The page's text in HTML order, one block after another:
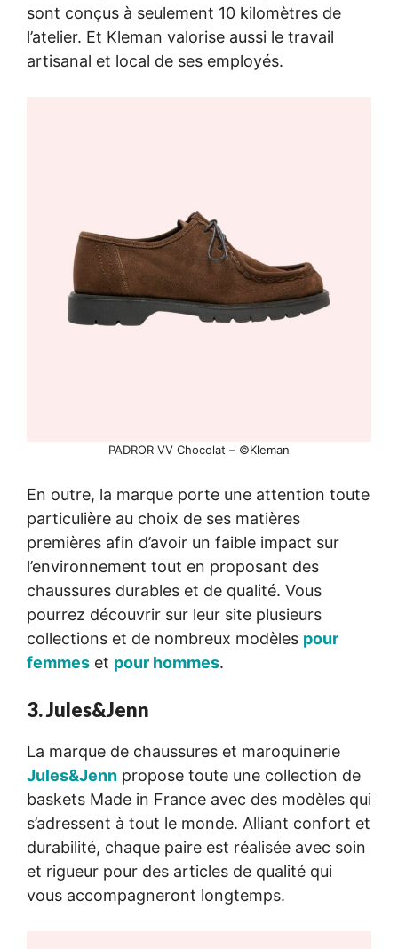
sont conçus à seulement 10 kilomètres de
l’atelier. Et Kleman valorise aussi le travail
artisanal et local de ses employés.
PADROR VV Chocolat – ©Kleman
En outre, la marque porte une attention toute
particulière au choix de ses matières
premières afin d’avoir un faible impact sur
l’environnement tout en proposant des
chaussures durables et de qualité. Vous
pourrez découvrir sur leur site plusieurs
collections et de nombreux modèles pour
femmes et pour hommes.
3. Jules&Jenn
La marque de chaussures et maroquinerie
Jules&Jenn propose toute une collection de
baskets Made in France avec des modèles qui
s’adressent à tout le monde. Alliant confort et
durabilité, chaque paire est réalisée avec soin
et rigueur pour des articles de qualité qui
vous accompagneront longtemps.